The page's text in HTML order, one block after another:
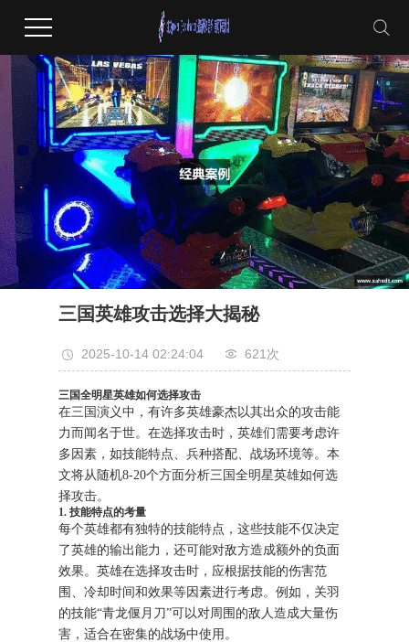
三国英雄攻击选择大揭秘
2025-10-14 02:24:04 621次
三国全明星英雄如何选择攻击
在三国演义中，有许多英雄豪杰以其出众的攻击能
力而闻名于世。在选择攻击时，英雄们需要考虑许
多因素，如技能特点、兵种搭配、战场环境等。本
文将从随机8-20个方面分析三国全明星英雄如何选
择攻击。
1. 技能特点的考量
每个英雄都有独特的技能特点，这些技能不仅决定
了英雄的输出能力，还可能对敌方造成额外的负面
效果。英雄在选择攻击时，应根据技能的伤害范
围、冷却时间和效果等因素进行考虑。例如，关羽
的技能“青龙偃月刀”可以对周围的敌人造成大量伤
害，适合在密集的战场中使用。